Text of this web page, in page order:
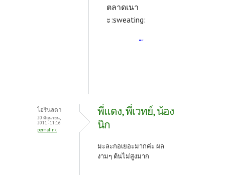
ตลาดเนา
ะ:sweating:
""
ไอรินลดา
20 มิถุนายน,
2011 - 11:16
permalink
พี่แดง, พี่เวทย์, น้อง
นิก
มะละกอเยอะมากค่ะ ผล
งามๆ ต้นไม่สูงมาก